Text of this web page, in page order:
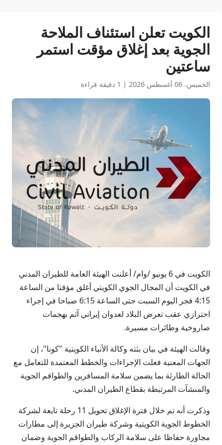
الكويت تعلن استئناف الملاحة
الجوية بعد إغلاق مؤقت استمر
ساعتين
الخميس، 06 أغسطس 2026 | 1 دقيقة قراءة
الكويت في 6 يونيو /وام/ أعلنت الهيئة العامة للطيران المدني
في الكويت أن المجال الجوي الكويتي أغلق مؤقتا من الساعة
4:15 فجر اليوم السبت حتى الساعة 6:15 صباحا في إجراء
احترازي عقب تعرض البلاد لعدوان إيراني آثم بهجمات
صاروخية وطائرات مسيرة.
وقالت الهيئة في بيان بثته وكالة الأنباء الكويتية "كونا"، إن
الجهات المعنية فعلت الإجراءات والخطط المعتمدة للتعامل مع
الحالة الطارئة بما يضمن سلامة المسافرين والطواقم الجوية
والمنشآت المرتبطة بقطاع الطيران المدني.
وذكرت أنه تم خلال فترة الإغلاق تحويل 11 رحلة تابعة لشركة
الخطوط الجوية الكويتية وشركة طيران الجزيرة إلى مطارات
مجاورة حفاظا على سلامة الركاب والطواقم الجوية وضمان